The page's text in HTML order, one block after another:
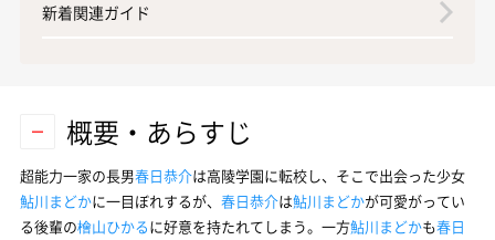
新着関連ガイド
概要・あらすじ
超能力一家の長男春日恭介は高陵学園に転校し、そこで出会った少女
鮎川まどかに一目ぼれするが、 春日恭介は鮎川まどかが可愛がってい
る後輩の檜山ひかるに好意を持たれてしまう。一方鮎川まどかも春日